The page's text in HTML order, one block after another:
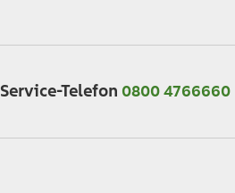
Service-Telefon 0800 4766660